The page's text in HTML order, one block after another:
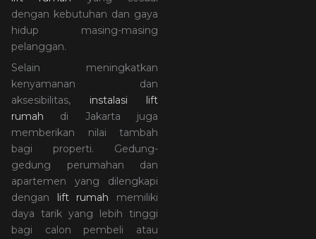
dengan kebutuhan dan gaya
hidup masing-masing
pelanggan.
Selain meningkatkan
kenyamanan dan
aksesibilitas, instalasi lift
rumah di Jakarta juga
memberikan nilai tambah
bagi properti. Gedung-
gedung perumahan dan
apartemen yang dilengkapi
dengan lift rumah memiliki
daya tarik yang lebih tinggi
bagi calon pembeli atau